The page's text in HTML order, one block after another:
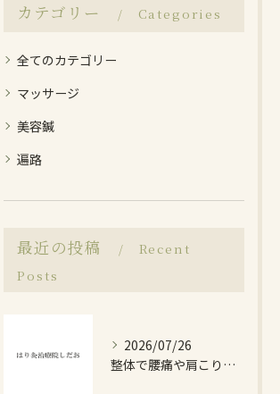
カテゴリー Categories
全てのカテゴリー
マッサージ
美容鍼
遍路
最近の投稿
Recent
Posts
2026/07/26
整体で腰痛や肩こりを高知県で改善したい人のための選び方ガイド